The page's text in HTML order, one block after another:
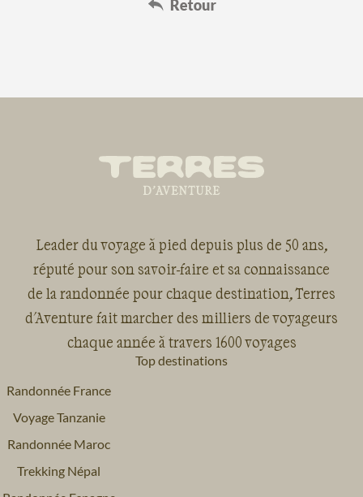
Leader du voyage à pied depuis plus de 50 ans,
réputé pour son savoir-faire et sa connaissance
de la randonnée pour chaque destination, Terres
d'Aventure fait marcher des milliers de voyageurs
chaque année à travers 1600 voyages
Top destinations
Randonnée France
Voyage Tanzanie
Randonnée Maroc
Trekking Népal